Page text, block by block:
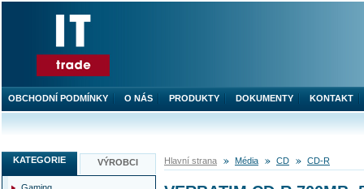
Hlavní strana Média CD CD-R
KATEGORIE VÝROBCI
OBCHODNÍ PODMÍNKY O NÁS PRODUKTY DOKUMENTY KONTAKT